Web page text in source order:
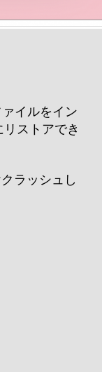
イルをイン
ストアでき
ラッシュし